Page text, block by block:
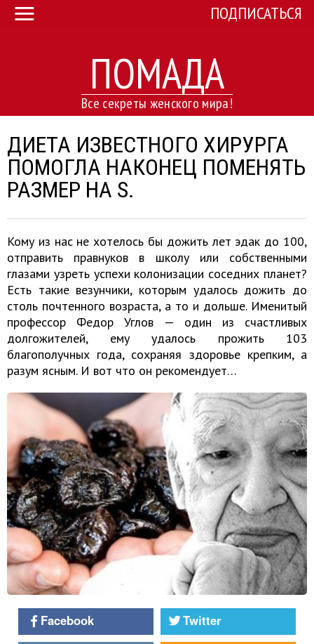
ПОМАДА
Все секреты женского мира!
ПОДПИСАТЬСЯ
ДИЕТА ИЗВЕСТНОГО ХИРУРГА
ПОМОГЛА НАКОНЕЦ ПОМЕНЯТЬ
РАЗМЕР НА S.
Кому из нас не хотелось бы дожить лет эдак до 100,
отправить правнуков в школу или собственными
глазами узреть успехи колонизации соседних планет?
Есть такие везунчики, которым удалось дожить до
столь почтенного возраста, а то и дольше. Именитый
профессор Федор Углов — один из счастливых
долгожителей, ему удалось прожить 103
благополучных года, сохраняя здоровье крепким, а
разум ясным. И вот что он рекомендует…
Facebook
Twitter